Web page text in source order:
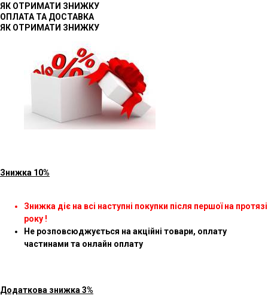
ЯК ОТРИМАТИ ЗНИЖКУ
ОПЛАТА ТА ДОСТАВКА
ЯК ОТРИМАТИ ЗНИЖКУ
Знижка 10%
Знижка діє на всі наступні покупки після першої на протязі
року !
Не розповсюджується на акційні товари, оплату
частинами та онлайн оплату
Додаткова знижка 3%